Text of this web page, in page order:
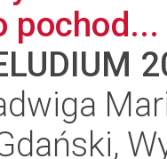
pochod...